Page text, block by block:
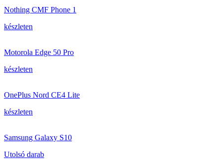
Nothing CMF Phone 1
készleten
Motorola Edge 50 Pro
készleten
OnePlus Nord CE4 Lite
készleten
Samsung Galaxy S10
Utolsó darab